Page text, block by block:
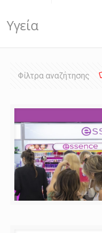
Υγεία
Φίλτρα αναζήτησης